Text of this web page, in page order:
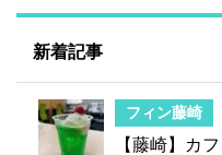
新着記事
フィン藤崎
【藤崎】カ